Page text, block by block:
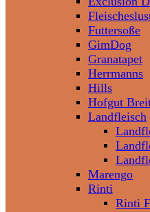
Futtersoße
GimDog
Granatapet
Herrmanns
Hills
Hofgut
Landfleisch
Marengo
Rinti
Rinti